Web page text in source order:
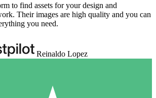
to find assets for your design and
Their images are high quality and you can
you need.
Reinaldo Lopez